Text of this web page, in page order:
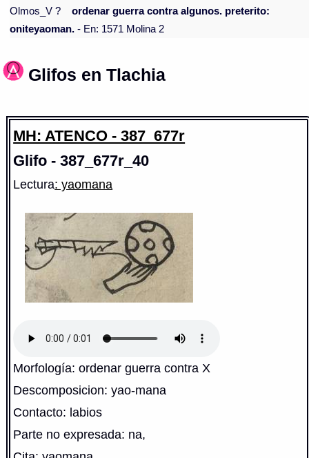
Olmos_V ?
ordenar guerra contra algunos. preterito:
oniteyaoman. - En: 1571 Molina 2
Glifos en Tlachia
MH: ATENCO - 387_677r
Glifo - 387_677r_40
Lectura: yaomana
Morfología: ordenar guerra contra X
Descomposicion: yao-mana
Contacto: labios
Parte no expresada: na,